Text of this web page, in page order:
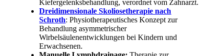
Kiefergelenksbehandlung, verordnet vom Zahnarzt.
Dreidimensionale Skoliosetherapie nach
Schroth: Physiotherapeutisches Konzept zur
Behandlung asymmetrischer
Wirbelsäulenentwicklungen bei Kindern und
Erwachsenen.